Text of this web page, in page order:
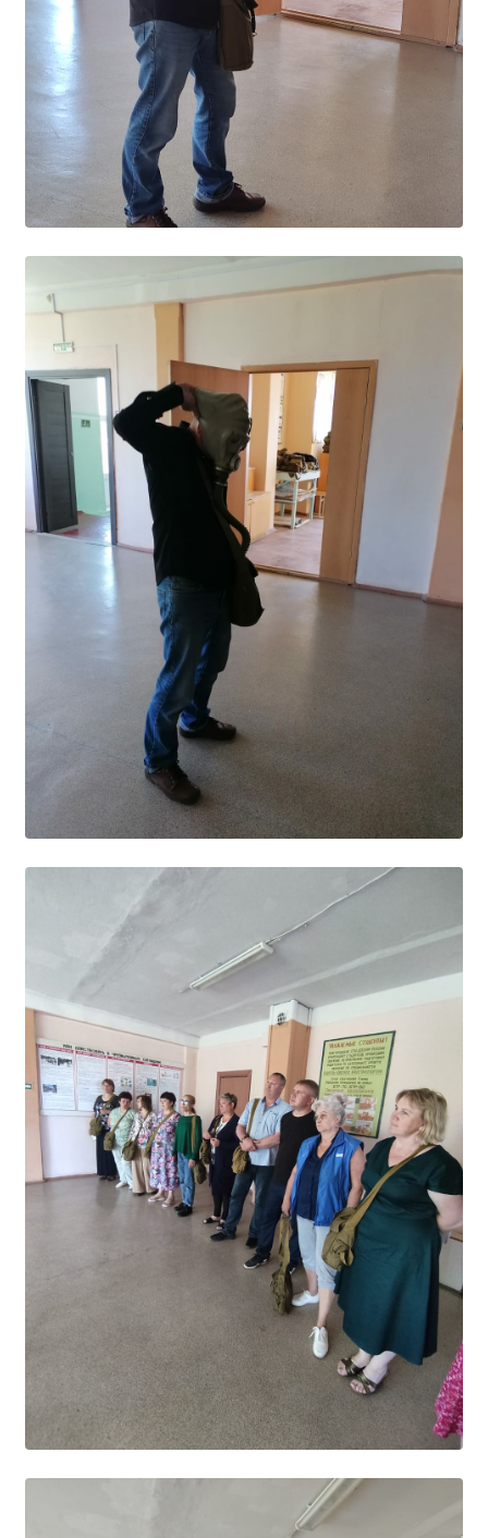
Структура и органы управления образовательной
организацией
Документы
Образование
Образовательные стандарты и требования
Руководство
Педагогический состав
Материально-техническое обеспечение и
Стипендии и меры поддержки обучающихся
Платные образовательные услуги
Финансово-хозяйственная деятельность
Вакантные места для приёма (перевода)
Международное сотрудничество
Организация питания в образовательной
организации
УЧЕБНАЯ РАБОТА
Расписание занятий
Заочное отделение
Локальные акты
ВОСПИТАТЕЛЬНАЯ РАБОТА
Безопасность на железной дороге
Дополнительное образование
Информационная безопасность
Памятные даты военной истории
Пожарная безопасность
Программа воспитания
Противодействие терроризму
Профилактическая работа
Работа педагога-психолога
Студенческий совет
Студенческий спортивный клуб
МЕТОДИЧЕСКАЯ РАБОТА
В помощь педагогам и мастерам ПО
Фотографии техникума
ПОЛЕЗНЫЕ ССЫЛКИ
Министерство науки и высшего образования
Главное управление по контролю за оборотом